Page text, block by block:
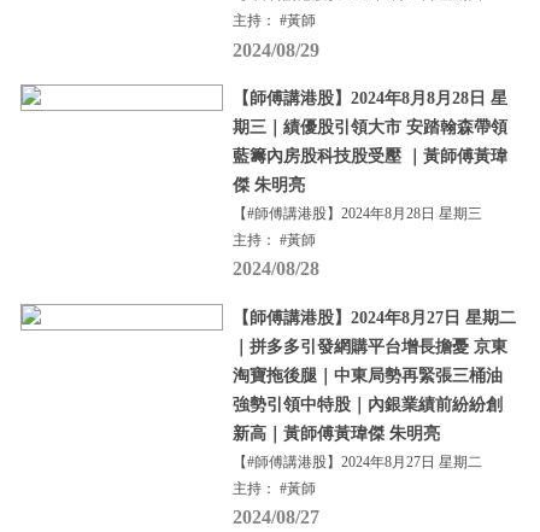
主持： #黃師
2024/08/29
【師傅講港股】2024年8月8月28日 星
期三｜績優股引領大市 安踏翰森帶領
藍籌內房股科技股受壓 ｜黃師傅黃瑋
傑 朱明亮
【#師傅講港股】2024年8月28日 星期三
主持： #黃師
2024/08/28
【師傅講港股】2024年8月27日 星期二
｜拼多多引發網購平台增長擔憂 京東
淘寶拖後腿｜中東局勢再緊張三桶油
強勢引領中特股｜內銀業績前紛紛創
新高｜黃師傅黃瑋傑 朱明亮
【#師傅講港股】2024年8月27日 星期二
主持： #黃師
2024/08/27